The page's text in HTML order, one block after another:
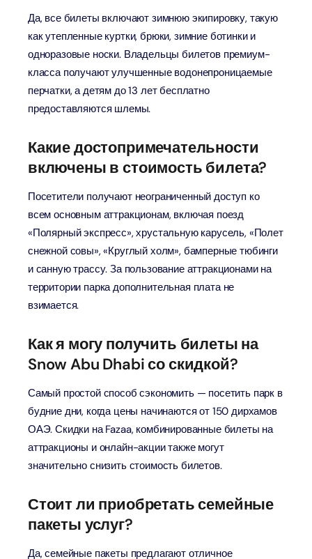
Да, все билеты включают зимнюю экипировку, такую ​​
как утепленные куртки, брюки, зимние ботинки и
одноразовые носки. Владельцы билетов премиум-
класса получают улучшенные водонепроницаемые
перчатки, а детям до 13 лет бесплатно
предоставляются шлемы.
Какие достопримечательности
включены в стоимость билета?
Посетители получают неограниченный доступ ко
всем основным аттракционам, включая поезд
«Полярный экспресс», хрустальную карусель, «Полет
снежной совы», «Круглый холм», бамперные тюбинги
и санную трассу. За пользование аттракционами на
территории парка дополнительная плата не
взимается.
Как я могу получить билеты на
Snow Abu Dhabi со скидкой?
Самый простой способ сэкономить — посетить парк в
будние дни, когда цены начинаются от 150 дирхамов
ОАЭ. Скидки на Fazaa, комбинированные билеты на
аттракционы и онлайн-акции также могут
значительно снизить стоимость билетов.
Стоит ли приобретать семейные
пакеты услуг?
Да, семейные пакеты предлагают отличное